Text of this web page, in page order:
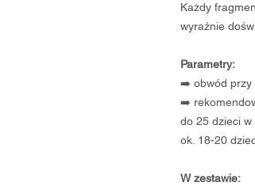
Każdy
wyraźnie
Parametry:
➡️ obwód przy
➡️
do 25 dzieci
ok. 18-20
W zestawie: